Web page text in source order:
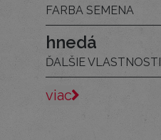
FARBA SEMENA
hnedá
ĎALŠIE VLASTNOSTI
viac